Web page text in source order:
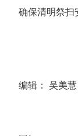
确保清明祭扫
编辑： 吴美慧